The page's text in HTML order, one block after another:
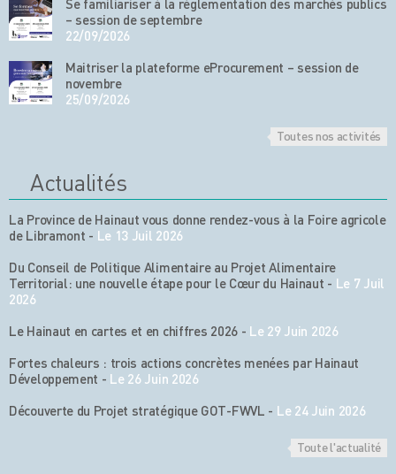
Se familiariser à la réglementation des marchés publics
– session de septembre
22/09/2026
Maitriser la plateforme eProcurement – session de
novembre
25/09/2026
Toutes nos activités
Actualités
La Province de Hainaut vous donne rendez-vous à la Foire agricole
de Libramont - Le 13 Juil 2026
Du Conseil de Politique Alimentaire au Projet Alimentaire
Territorial: une nouvelle étape pour le Cœur du Hainaut - Le 7 Juil
2026
Le Hainaut en cartes et en chiffres 2026 - Le 29 Juin 2026
Fortes chaleurs : trois actions concrètes menées par Hainaut
Développement - Le 26 Juin 2026
Découverte du Projet stratégique GOT-FWVL - Le 24 Juin 2026
Toute l'actualité